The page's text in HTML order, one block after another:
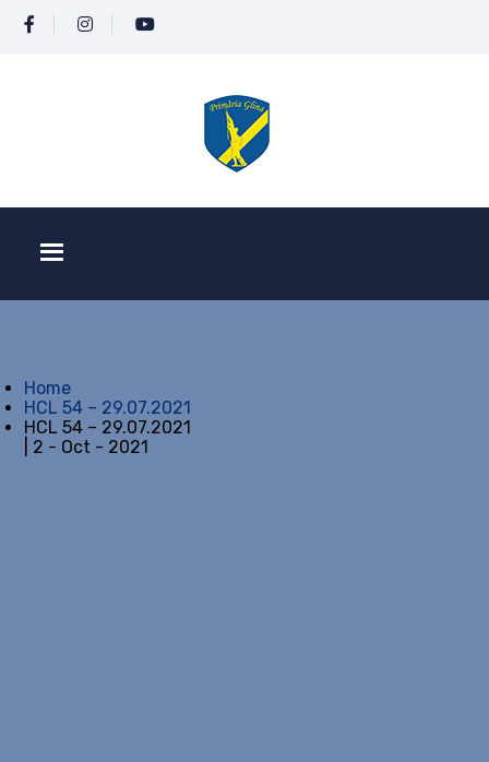
Home
HCL 54 – 29.07.2021
HCL 54 – 29.07.2021
| 2 - Oct - 2021